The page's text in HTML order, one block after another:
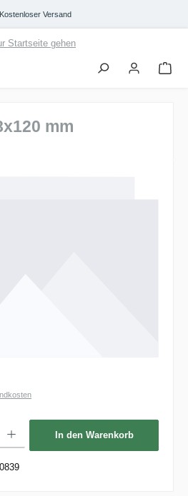
Kostenloser Versand
mm
In den Warenkorb